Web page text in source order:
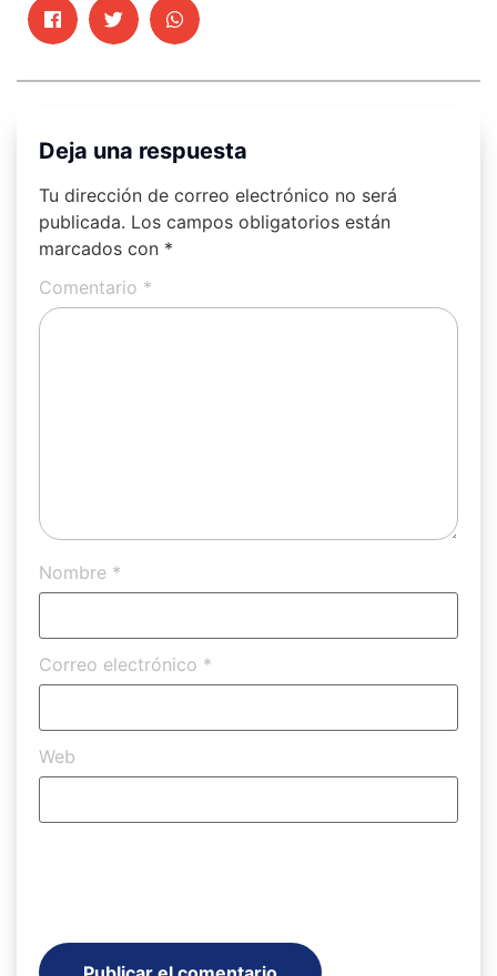
Deja una respuesta
Tu dirección de correo electrónico no será
publicada. Los campos obligatorios están
marcados con *
Comentario *
Nombre *
Correo electrónico *
Web